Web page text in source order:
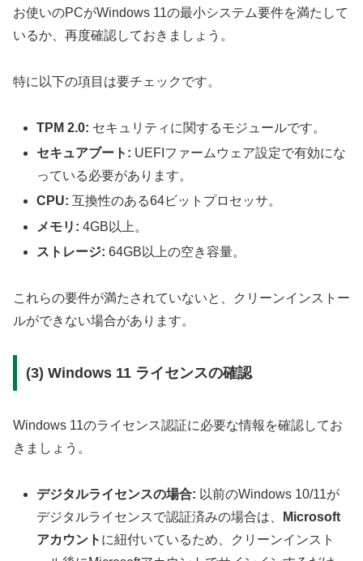
お使いのPCがWindows 11の最小システム要件を満たして
いるか、再度確認しておきましょう。
特に以下の項目は要チェックです。
TPM 2.0: セキュリティに関するモジュールです。
セキュアブート: UEFIファームウェア設定で有効にな
っている必要があります。
CPU: 互換性のある64ビットプロセッサ。
メモリ: 4GB以上。
ストレージ: 64GB以上の空き容量。
これらの要件が満たされていないと、クリーンインストー
ルができない場合があります。
(3) Windows 11 ライセンスの確認
Windows 11のライセンス認証に必要な情報を確認してお
きましょう。
デジタルライセンスの場合: 以前のWindows 10/11が
デジタルライセンスで認証済みの場合は、
Microsoft
アカウント に紐付いているため、クリーンインスト